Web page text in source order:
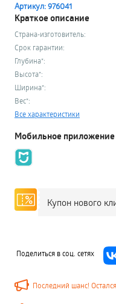
Артикул: 976041
Краткое описание
Страна-изготовитель:
Срок гарантии:
Глубина*:
Высота*:
Ширина*:
Вес*:
Все характеристики
Мобильное приложение
Купон нового
Поделиться в соц. сетях
Последний шанс!